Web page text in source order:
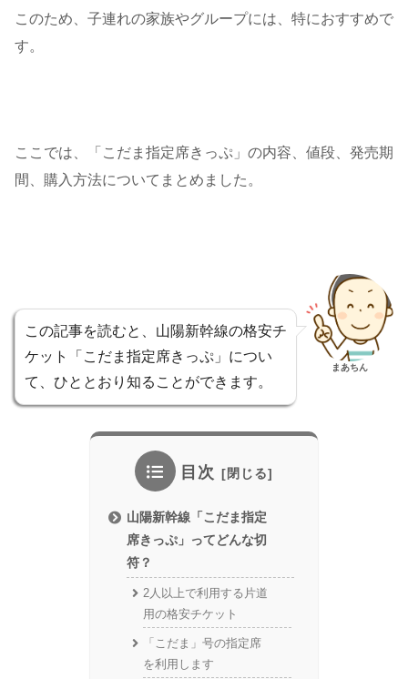
このため、子連れの家族やグループには、特におすすめで
す。
ここでは、「こだま指定席きっぷ」の内容、値段、発売期
間、購入方法についてまとめました。
この記事を読むと、山陽新幹線の格安チ
ケット「こだま指定席きっぷ」につい
て、ひととおり知ることができます。
まあちん
目次
山陽新幹線「こだま指定
席きっぷ」ってどんな切
符？
2人以上で利用する片道
用の格安チケット
「こだま」号の指定席
を利用します